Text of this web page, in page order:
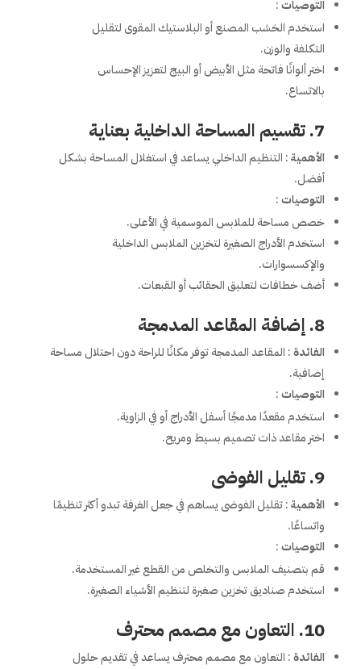
التوصيات:
استخدم الخشب المصنع أو البلاستيك المقوى لتقليل
التكلفة والوزن.
اختر ألوانًا فاتحة مثل الأبيض أو البيج لتعزيز الإحساس
بالاتساع.
7. تقسيم المساحة الداخلية بعناية
الأهمية: التنظيم الداخلي يساعد في استغلال المساحة بشكل
أفضل.
التوصيات:
خصص مساحة للملابس الموسمية في الأعلى.
استخدم الأدراج الصغيرة لتخزين الملابس الداخلية
والإكسسوارات.
أضف خطافات لتعليق الحقائب أو القبعات.
8. إضافة المقاعد المدمجة
الفائدة: المقاعد المدمجة توفر مكانًا للراحة دون احتلال مساحة
إضافية.
التوصيات:
استخدم مقعدًا مدمجًا أسفل الأدراج أو في الزاوية.
اختر مقاعد ذات تصميم بسيط ومريح.
9. تقليل الفوضى
الأهمية: تقليل الفوضى يساهم في جعل الغرفة تبدو أكثر تنظيمًا
واتساعًا.
التوصيات:
قم بتصنيف الملابس والتخلص من القطع غير المستخدمة.
استخدم صناديق تخزين صغيرة لتنظيم الأشياء الصغيرة.
10. التعاون مع مصمم محترف
الفائدة: التعاون مع مصمم محترف يساعد في تقديم حلول